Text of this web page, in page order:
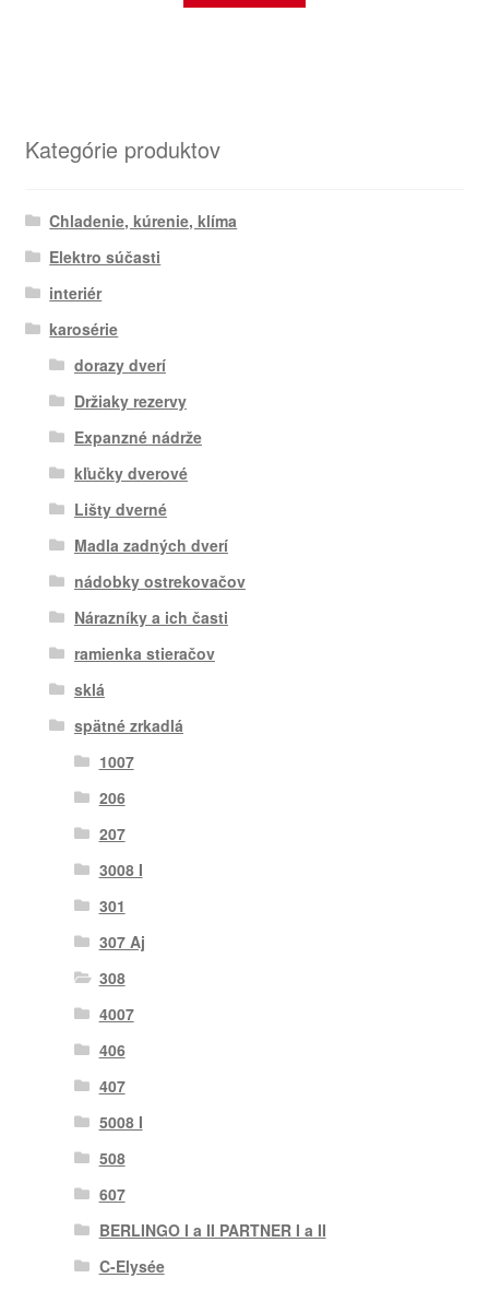
Kategórie produktov
Chladenie, kúrenie, klíma
Elektro súčasti
interiér
karosérie
dorazy dverí
Držiaky rezervy
Expanzné nádrže
kľučky dverové
Lišty dverné
Madla zadných dverí
nádobky ostrekovačov
Nárazníky a ich časti
ramienka stieračov
sklá
spätné zrkadlá
1007
206
207
3008 I
301
307 Aj
308
4007
406
407
5008 I
508
607
BERLINGO I a II PARTNER I a II
C-Elysée